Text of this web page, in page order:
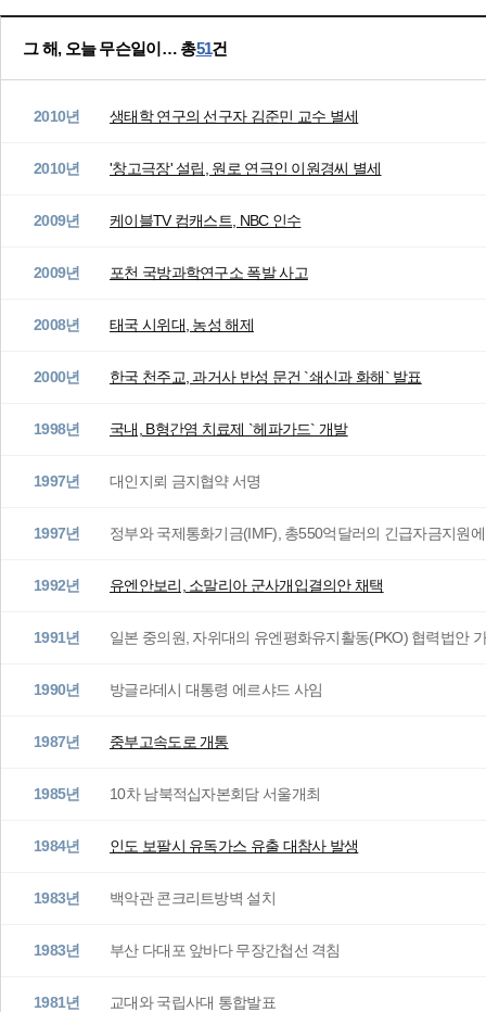
그 해, 오늘 무슨일이… 총51건
2010년 생태학 연구의 선구자 김준민 교수 별세
2010년 '창고극장' 설립, 원로 연극인 이원경씨 별세
2009년 케이블TV 컴캐스트, NBC 인수
2009년 포천 국방과학연구소 폭발 사고
2008년 태국 시위대, 농성 해제
2000년 한국 천주교, 과거사 반성 문건 `쇄신과 화해` 발표
1998년 국내, B형간염 치료제 `헤파가드` 개발
1997년 대인지뢰 금지협약 서명
1997년 정부와 국제통화기금(IMF), 총550억달러의 긴급자금지원
1992년 유엔안보리, 소말리아 군사개입결의안 채택
1991년 일본 중의원, 자위대의 유엔평화유지활동(PKO) 협력법안
1990년 방글라데시 대통령 에르샤드 사임
1987년 중부고속도로 개통
1985년 10차 남북적십자본회담 서울개최
1984년 인도 보팔시 유독가스 유출 대참사 발생
1983년 백악관 콘크리트방벽 설치
1983년 부산 다대포 앞바다 무장간첩선 격침
1981년 교대와 국립사대 통합발표